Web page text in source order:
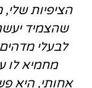
הציפיות
שהצמיד
לבעלי מדהים
מחמיא לו
אחותי, היא